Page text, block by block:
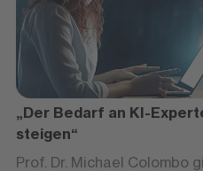
„Der Bedarf an KI-
steigen“
Prof. Dr. Michael Colombo